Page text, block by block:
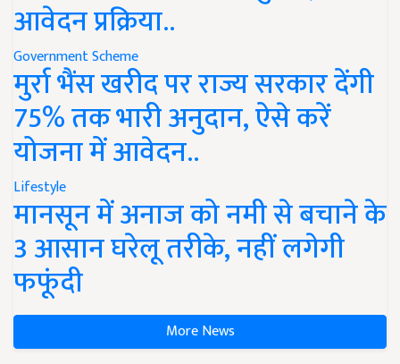
आवेदन प्रक्रिया..
Government Scheme
मुर्रा भैंस खरीद पर राज्य सरकार देंगी
75% तक भारी अनुदान, ऐसे करें
योजना में आवेदन..
Lifestyle
मानसून में अनाज को नमी से बचाने के
3 आसान घरेलू तरीके, नहीं लगेगी
फफूंदी
More News